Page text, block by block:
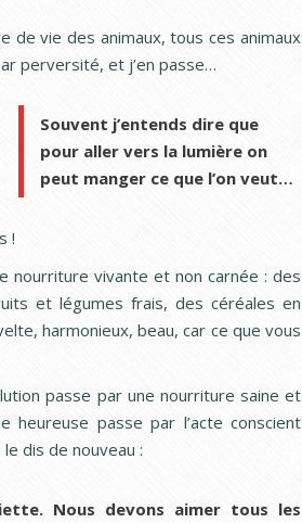
de vie des animaux, tous ces animaux
perversité, et j’en passe…
Souvent j’entends dire que
pour aller vers la lumière on
peut manger ce que l’on veut…
!
nourriture vivante et non carnée : des
et légumes frais, des céréales en
harmonieux, beau, car ce que vous
passe par une nourriture saine et
heureuse passe par l’acte conscient
dis de nouveau :
Nous devons aimer tous les